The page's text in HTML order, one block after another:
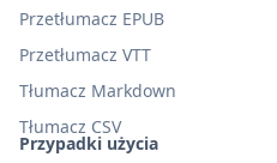
Przypadki użycia
Przetłumacz EPUB
Przetłumacz VTT
Tłumacz Markdown
Tłumacz CSV